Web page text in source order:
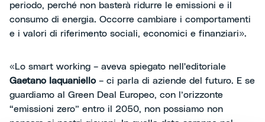
periodo, perché non basterà ridurre le emissioni e il
consumo di energia. Occorre cambiare i comportamenti
e i valori di riferimento sociali, economici e finanziari».
«Lo smart working – aveva spiegato nell'editoriale
Gaetano Iaquaniello – ci parla di aziende del futuro. E se
guardiamo al Green Deal Europeo, con l’orizzonte
“emissioni zero” entro il 2050, non possiamo non